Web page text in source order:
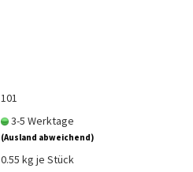
101
3-5 Werktage
(Ausland abweichend)
0.55 kg je Stück